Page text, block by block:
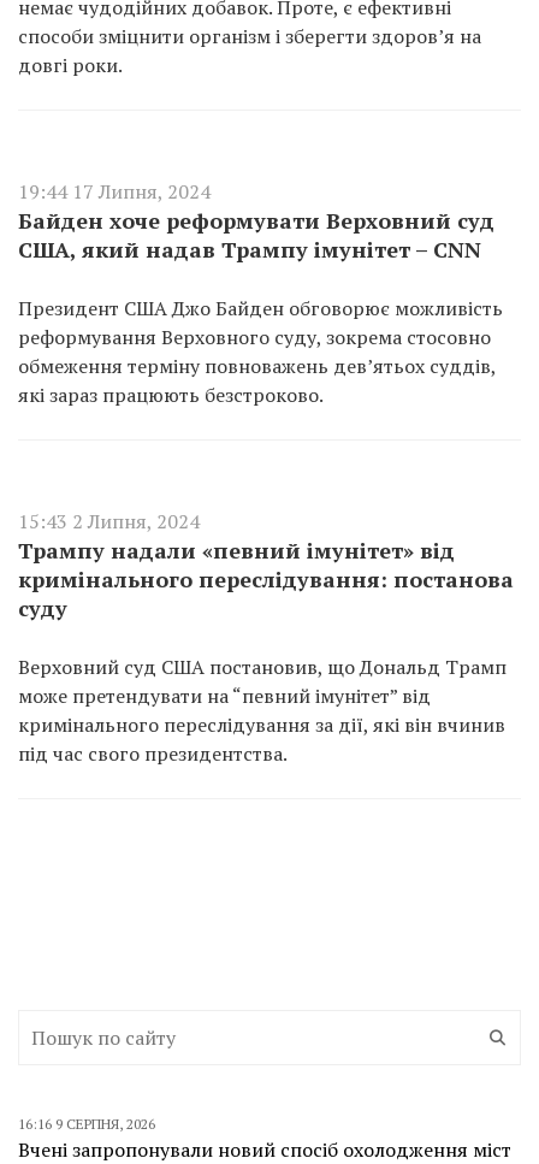
немає чудодійних добавок. Проте, є ефективні
способи зміцнити організм і зберегти здоров’я на
довгі роки.
19:44 17 Липня, 2024
Байден хоче реформувати Верховний суд
США, який надав Трампу імунітет – CNN
Президент США Джо Байден обговорює можливість
реформування Верховного суду, зокрема стосовно
обмеження терміну повноважень дев’ятьох суддів,
які зараз працюють безстроково.
15:43 2 Липня, 2024
Трампу надали «певний імунітет» від
кримінального переслідування: постанова
суду
Верховний суд США постановив, що Дональд Трамп
може претендувати на “певний імунітет” від
кримінального переслідування за дії, які він вчинив
під час свого президентства.
16:16 9 СЕРПНЯ, 2026
Вчені запропонували новий спосіб охолодження міст